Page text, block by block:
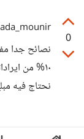
0
نصائح جدا
١٠% من
نحتاج فيه